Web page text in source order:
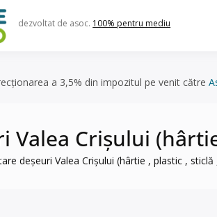
dezvoltat de asoc. 100% pentru mediu
a 3,5% din impozitul pe venit către
Valea Crișului
deșeuri Valea Crișului (hârtie , plastic , sticlă